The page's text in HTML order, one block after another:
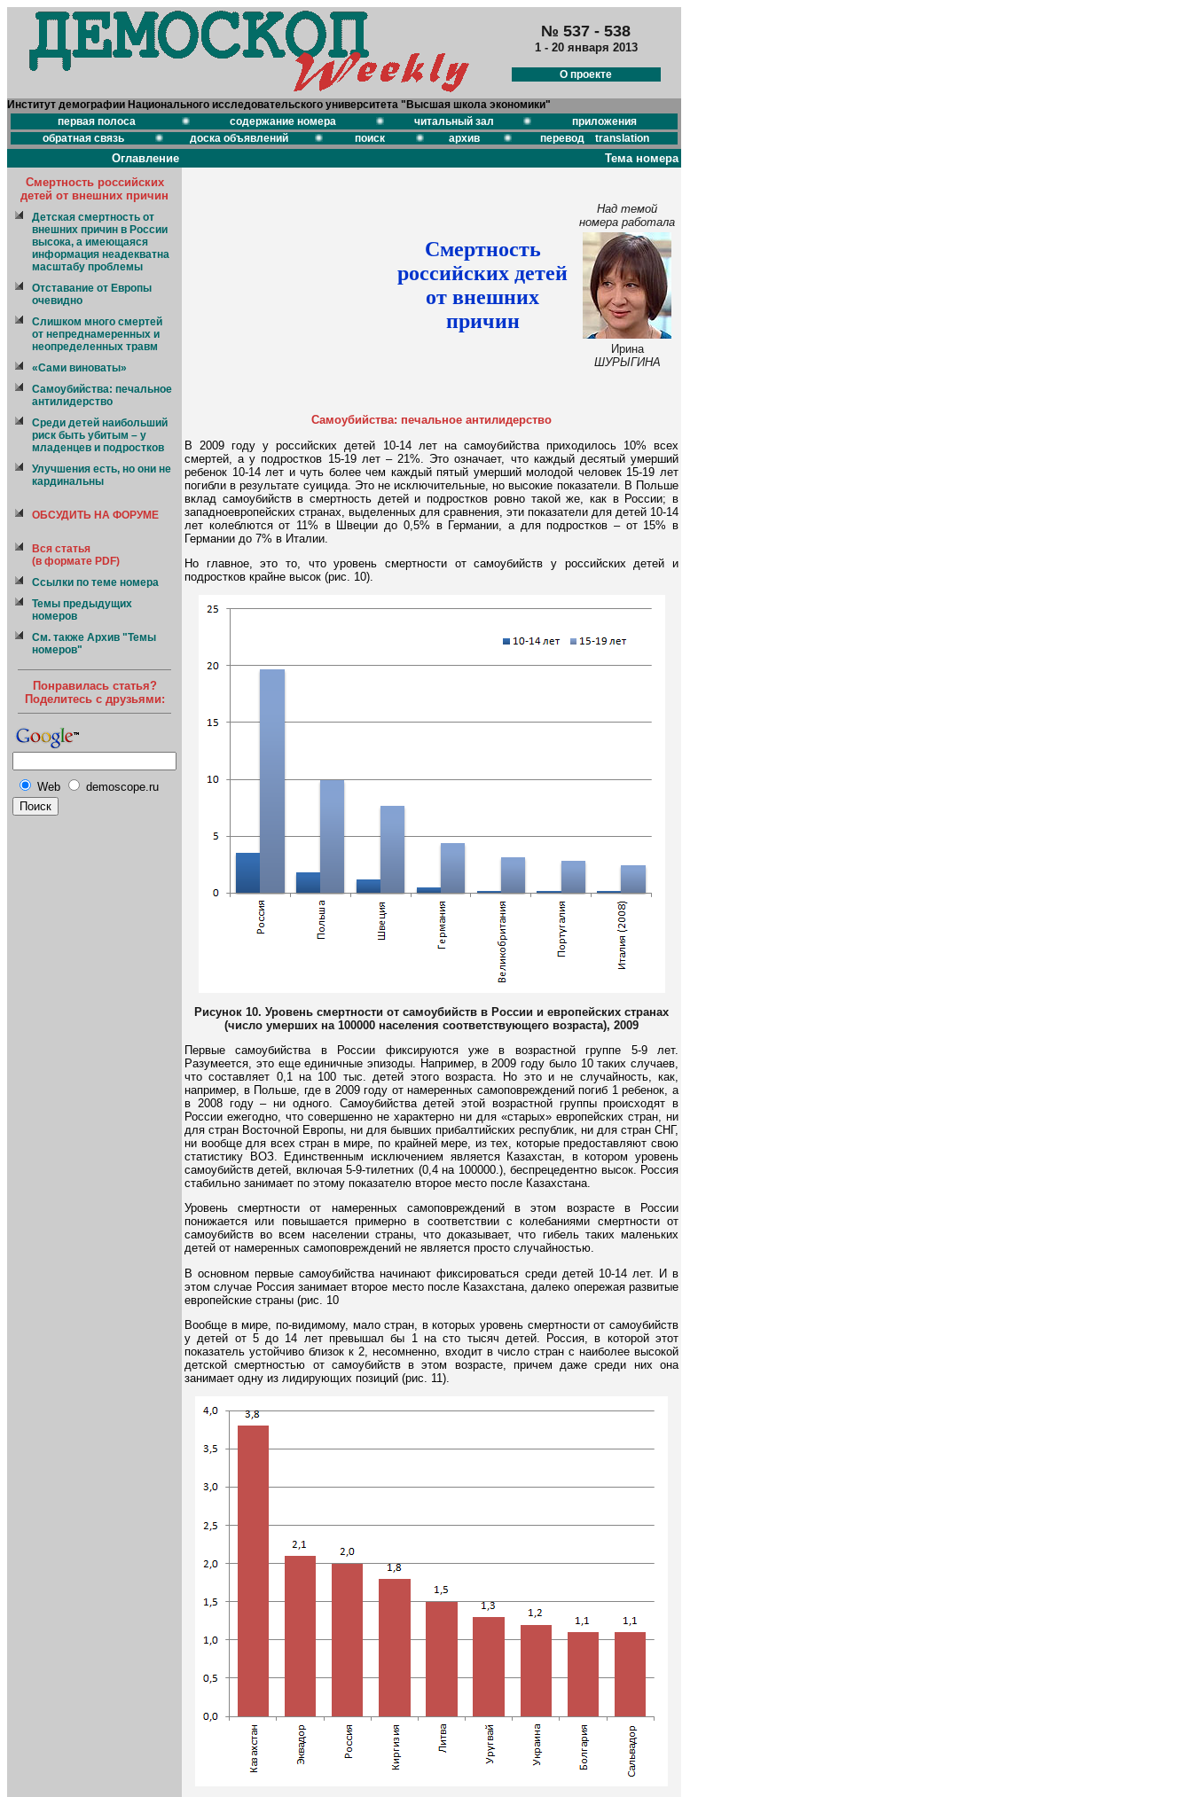
№ 537 - 538
1 - 20 января 2013
О проекте
Институт демографии Национального исследовательского университета "Высшая школа экономики"
первая полоса
содержание номера читальный зал
приложения
обратная связь
доска объявлений поиск архив перевод translation
Оглавление
Тема номера
Смертность российских
детей от внешних причин
Детская смертность от
внешних причин в России
высока, а имеющаяся
информация неадекватна
масштабу проблемы
Отставание от Европы
очевидно
Слишком много смертей
от непреднамеренных и
неопределенных травм
«Сами виноваты»
Самоубийства: печальное
антилидерство
Среди детей наибольший
риск быть убитым – у
младенцев и подростков
Улучшения есть, но они не
кардинальны
ОБСУДИТЬ НА ФОРУМЕ
Вся статья
(в формате PDF)
Ссылки по теме номера
Темы предыдущих
номеров
См. также Архив "Темы
номеров"
Понравилась статья?
Поделитесь с друзьями:
Web demoscope.ru
Смертность
российских детей
от внешних
причин
Над темой
номера работала
Ирина
ШУРЫГИНА
Самоубийства: печальное антилидерство
В 2009 году у российских детей 10-14 лет на самоубийства приходилось 10% всех
смертей, а у подростков 15-19 лет – 21%. Это означает, что каждый десятый умерший
ребенок 10-14 лет и чуть более чем каждый пятый умерший молодой человек 15-19 лет
погибли в результате суицида. Это не исключительные, но высокие показатели. В Польше
вклад самоубийств в смертность детей и подростков ровно такой же, как в России; в
западноевропейских странах, выделенных для сравнения, эти показатели для детей 10-14
лет колеблются от 11% в Швеции до 0,5% в Германии, а для подростков – от 15% в
Германии до 7% в Италии.
Но главное, это то, что уровень смертности от самоубийств у российских детей и
подростков крайне высок (рис. 10).
Рисунок 10. Уровень смертности от самоубийств в России и европейских странах
(число умерших на 100000 населения соответствующего возраста), 2009
Первые самоубийства в России фиксируются уже в возрастной группе 5-9 лет.
Разумеется, это еще единичные эпизоды. Например, в 2009 году было 10 таких случаев,
что составляет 0,1 на 100 тыс. детей этого возраста. Но это и не случайность, как,
например, в Польше, где в 2009 году от намеренных самоповреждений погиб 1 ребенок, а
в 2008 году – ни одного. Самоубийства детей этой возрастной группы происходят в
России ежегодно, что совершенно не характерно ни для «старых» европейских стран, ни
для стран Восточной Европы, ни для бывших прибалтийских республик, ни для стран СНГ,
ни вообще для всех стран в мире, по крайней мере, из тех, которые предоставляют свою
статистику ВОЗ. Единственным исключением является Казахстан, в котором уровень
самоубийств детей, включая 5-9-тилетних (0,4 на 100000.), беспрецедентно высок. Россия
стабильно занимает по этому показателю второе место после Казахстана.
Уровень смертности от намеренных самоповреждений в этом возрасте в России
понижается или повышается примерно в соответствии с колебаниями смертности от
самоубийств во всем населении страны, что доказывает, что гибель таких маленьких
детей от намеренных самоповреждений не является просто случайностью.
В основном первые самоубийства начинают фиксироваться среди детей 10-14 лет. И в
этом случае Россия занимает второе место после Казахстана, далеко опережая развитые
европейские страны (рис. 10
Вообще в мире, по-видимому, мало стран, в которых уровень смертности от самоубийств
у детей от 5 до 14 лет превышал бы 1 на сто тысяч детей. Россия, в которой этот
показатель устойчиво близок к 2, несомненно, входит в число стран с наиболее высокой
детской смертностью от самоубийств в этом возрасте, причем даже среди них она
занимает одну из лидирующих позиций (рис. 11).